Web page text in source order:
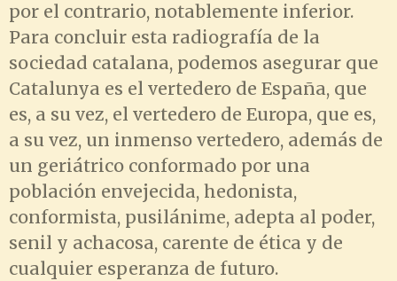
por el contrario, notablemente inferior.
Para concluir esta radiografía de la
sociedad catalana, podemos asegurar que
Catalunya es el vertedero de España, que
es, a su vez, el vertedero de Europa, que es,
a su vez, un inmenso vertedero, además de
un geriátrico conformado por una
población envejecida, hedonista,
conformista, pusilánime, adepta al poder,
senil y achacosa, carente de ética y de
cualquier esperanza de futuro.